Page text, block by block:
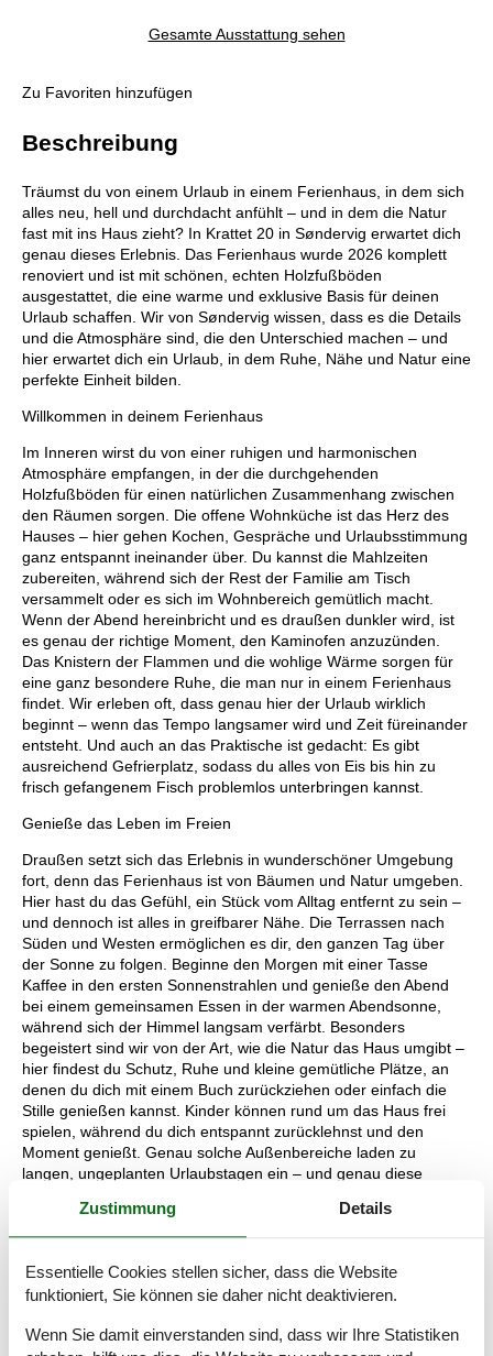
Gesamte Ausstattung sehen
Zu Favoriten hinzufügen
Beschreibung
Träumst du von einem Urlaub in einem Ferienhaus, in dem sich
alles neu, hell und durchdacht anfühlt – und in dem die Natur
fast mit ins Haus zieht? In Krattet 20 in Søndervig erwartet dich
genau dieses Erlebnis. Das Ferienhaus wurde 2026 komplett
renoviert und ist mit schönen, echten Holzfußböden
ausgestattet, die eine warme und exklusive Basis für deinen
Urlaub schaffen. Wir von Søndervig wissen, dass es die Details
und die Atmosphäre sind, die den Unterschied machen – und
hier erwartet dich ein Urlaub, in dem Ruhe, Nähe und Natur eine
perfekte Einheit bilden.
Willkommen in deinem Ferienhaus
Im Inneren wirst du von einer ruhigen und harmonischen
Atmosphäre empfangen, in der die durchgehenden
Holzfußböden für einen natürlichen Zusammenhang zwischen
den Räumen sorgen. Die offene Wohnküche ist das Herz des
Hauses – hier gehen Kochen, Gespräche und Urlaubsstimmung
ganz entspannt ineinander über. Du kannst die Mahlzeiten
zubereiten, während sich der Rest der Familie am Tisch
versammelt oder es sich im Wohnbereich gemütlich macht.
Wenn der Abend hereinbricht und es draußen dunkler wird, ist
es genau der richtige Moment, den Kaminofen anzuzünden.
Das Knistern der Flammen und die wohlige Wärme sorgen für
eine ganz besondere Ruhe, die man nur in einem Ferienhaus
findet. Wir erleben oft, dass genau hier der Urlaub wirklich
beginnt – wenn das Tempo langsamer wird und Zeit füreinander
entsteht. Und auch an das Praktische ist gedacht: Es gibt
ausreichend Gefrierplatz, sodass du alles von Eis bis hin zu
frisch gefangenem Fisch problemlos unterbringen kannst.
Genieße das Leben im Freien
Draußen setzt sich das Erlebnis in wunderschöner Umgebung
fort, denn das Ferienhaus ist von Bäumen und Natur umgeben.
Hier hast du das Gefühl, ein Stück vom Alltag entfernt zu sein –
und dennoch ist alles in greifbarer Nähe. Die Terrassen nach
Süden und Westen ermöglichen es dir, den ganzen Tag über
der Sonne zu folgen. Beginne den Morgen mit einer Tasse
Kaffee in den ersten Sonnenstrahlen und genieße den Abend
bei einem gemeinsamen Essen in der warmen Abendsonne,
während sich der Himmel langsam verfärbt. Besonders
begeistert sind wir von der Art, wie die Natur das Haus umgibt –
hier findest du Schutz, Ruhe und kleine gemütliche Plätze, an
denen du dich mit einem Buch zurückziehen oder einfach die
Stille genießen kannst. Kinder können rund um das Haus frei
spielen, während du dich entspannt zurücklehnst und den
Moment genießt. Genau solche Außenbereiche laden zu
langen, ungeplanten Urlaubstagen ein – und genau diese
Vom Ferienhaus in Krattet 20 aus erreichst du schnell alles, was
Søndervig zu einem der beliebtesten Urlaubsorte an der
dänischen Westküste macht. Ein Ausflug an den Strand gehört
einfach dazu – hier spürst du die frische Brise der Nordsee,
hörst das Rauschen der Wellen und kannst lange Spaziergänge
Zustimmung Details
Essentielle Cookies stellen sicher, dass die Website
funktioniert, Sie können sie daher nicht deaktivieren.
Wenn Sie damit einverstanden sind, dass wir Ihre Statistiken